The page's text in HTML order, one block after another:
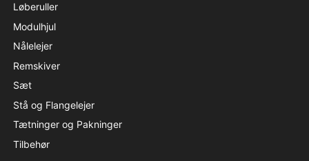
Løberuller
Modulhjul
Nålelejer
Remskiver
Sæt
Stå og Flangelejer
Tætninger og Pakninger
Tilbehør